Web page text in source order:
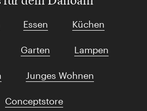
Essen Küchen
Garten Lampen
Junges Wohnen
Conceptstore